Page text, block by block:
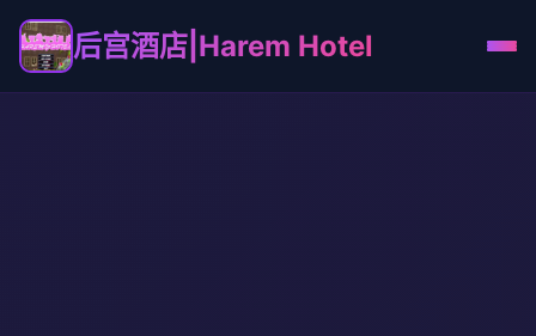
后宫酒店|Harem Hotel